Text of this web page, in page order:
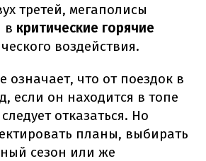
третей, мегаполисы
в критические горячие
воздействия.
означает, что от поездок в
если он находится в топе
отказаться. Но
планы, выбирать
сезон или же